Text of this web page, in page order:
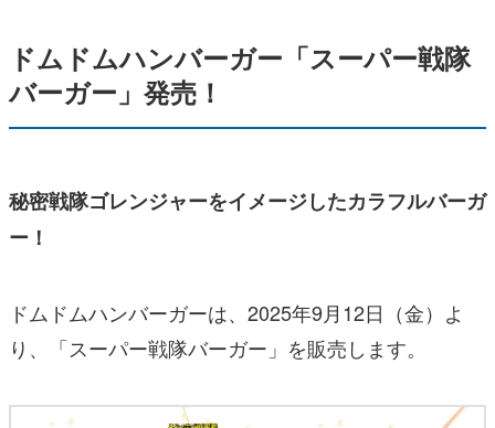
ドムドムハンバーガー「スーパー戦隊
バーガー」発売！
秘密戦隊ゴレンジャーをイメージしたカラフルバーガ
ー！
ドムドムハンバーガーは、2025年9月12日（金）よ
り、「スーパー戦隊バーガー」を販売します。